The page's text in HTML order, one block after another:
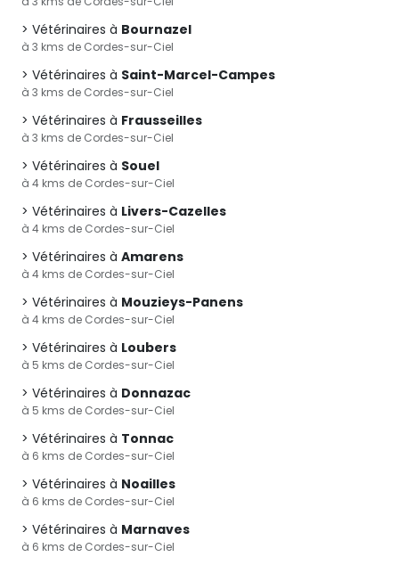
Vétérinaires à Bournazel
à 3 kms de Cordes-sur-Ciel
Vétérinaires à Saint-Marcel-Campes
à 3 kms de Cordes-sur-Ciel
Vétérinaires à Frausseilles
à 3 kms de Cordes-sur-Ciel
Vétérinaires à Souel
à 4 kms de Cordes-sur-Ciel
Vétérinaires à Livers-Cazelles
à 4 kms de Cordes-sur-Ciel
Vétérinaires à Amarens
à 4 kms de Cordes-sur-Ciel
Vétérinaires à Mouzieys-Panens
à 4 kms de Cordes-sur-Ciel
Vétérinaires à Loubers
à 5 kms de Cordes-sur-Ciel
Vétérinaires à Donnazac
à 5 kms de Cordes-sur-Ciel
Vétérinaires à Tonnac
à 6 kms de Cordes-sur-Ciel
Vétérinaires à Noailles
à 6 kms de Cordes-sur-Ciel
Vétérinaires à Marnaves
à 6 kms de Cordes-sur-Ciel